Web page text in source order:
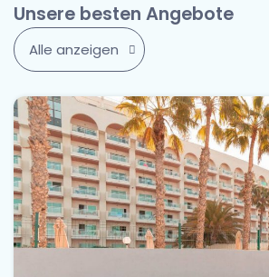
Unsere besten Angebote
Alle anzeigen